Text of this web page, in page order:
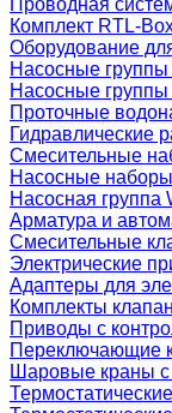
Проводная
Комплект
Оборудование
Насосные
Насосные группы
Проточные
Гидравлические
Смесительные
Насосные
Насосная группа
Арматура и
Смесительные
Электрические
Адаптеры для
Комплекты
Приводы с
Переключающие
Шаровые краны с